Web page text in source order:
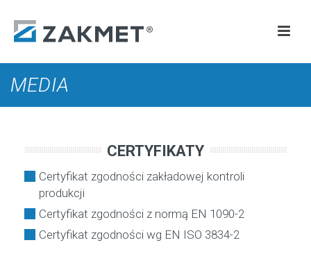
MEDIA
CERTYFIKATY
Certyfikat zgodności zakładowej kontroli
produkcji
Certyfikat zgodności z normą EN 1090-2
Certyfikat zgodności wg EN ISO 3834-2